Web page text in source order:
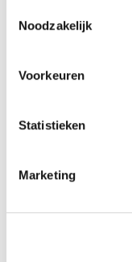
Noodzakelijk
Voorkeuren
Statistieken
Marketing
BELT